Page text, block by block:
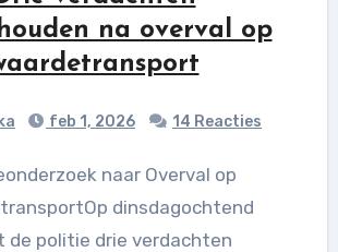
na overval op
feb 1, 2026 14 Reacties
dinsdagochtend
de politie drie verdachten